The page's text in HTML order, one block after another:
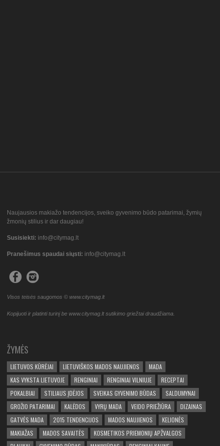
Naujausios makiažo tendencijos, sveiko gyvenimo būdo patarimai, žymių
žmonių stilius ir dar daugiau!
Susisiekti: info@citymag.lt
Pranešimus spaudai siųsti: info@citymag.lt
Visos teisės saugomos © www.citymag.lt
Kopijuoti ir platinti turinį be www.citymag.lt sutikimo griežtai draudžiama.
ŽYMĖS
LIETUVOS KŪRĖJAI LIETUVIŠKOS MADOS NAUJIENOS
MADA
KAS VYKSTA LIETUVOJE
RENGINIAI RENGINIAI VILNIUJE
RECEPTAI
POKALBIAI
STILIAUS ĮDĖJOS SVEIKAS GYVENIMO BŪDAS
SALDUMYNAI
GROŽIO PATARIMAI
KALĖDOS VYRŲ MADA VEIDO PRIEŽIŪRA
DIZAINAS
GATVĖS MADA
2015 TENDENCIJOS MADOS NAUJIENOS
KELIONĖS
MAKIAŽAS
MADOS SAVAITĖS
KOSMETIKOS PRIEMONIŲ APŽVALGOS